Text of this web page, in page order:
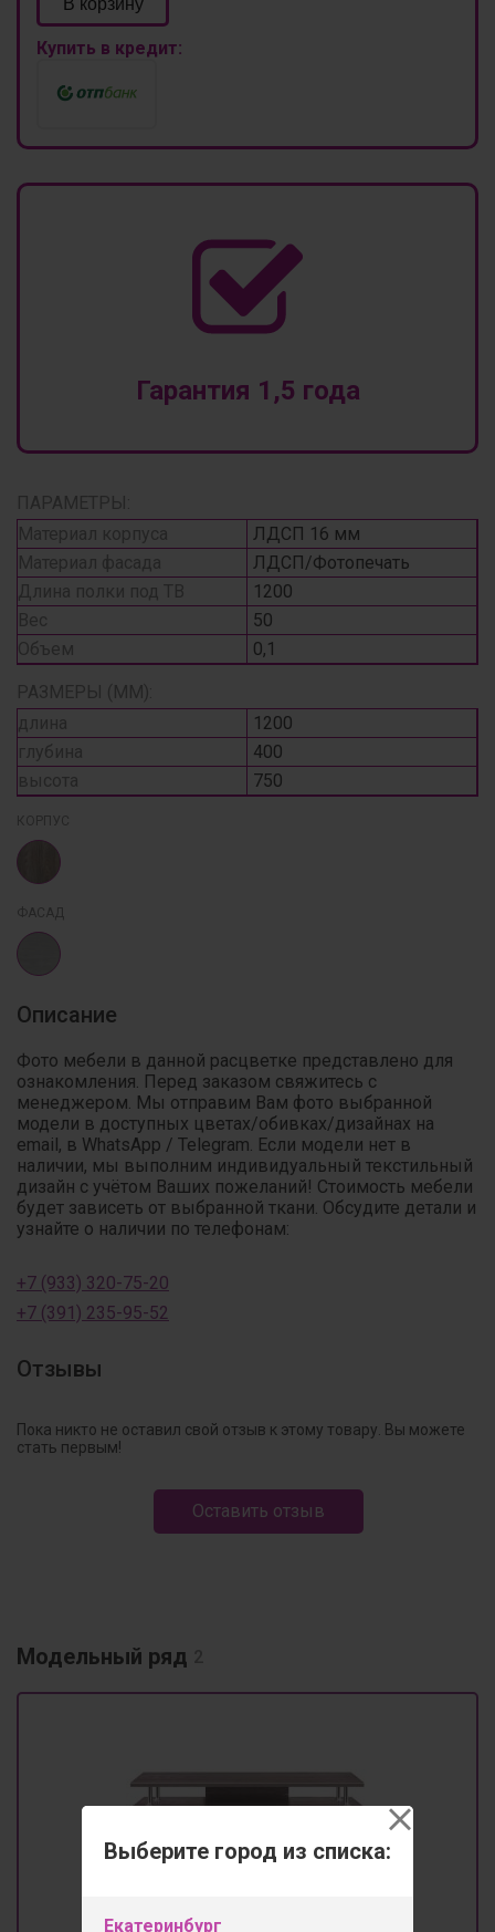
Выберите город из списка:
Екатеринбург
В корзину
Купить в кредит:
Гарантия 1,5 года
ПАРАМЕТРЫ:
Материал корпуса
ЛДСП 16 мм
Материал фасада
ЛДСП/Фотопечать
Длина полки под ТВ
1200
Вес
50
Объем
0,1
РАЗМЕРЫ (ММ):
длина
1200
глубина
400
высота
750
КОРПУС
ФАСАД
Описание
Фото мебели в данной расцветке представлено для
ознакомления. Перед заказом свяжитесь с
менеджером. Мы отправим Вам фото выбранной
модели в доступных цветах/обивках/дизайнах на
email, в WhatsApp / Telegram. Если модели нет в
наличии, мы выполним индивидуальный текстильный
дизайн с учётом Ваших пожеланий! Стоимость мебели
будет зависеть от выбранной ткани. Обсудите детали и
узнайте о наличии по телефонам:
+7 (933) 320-75-20
+7 (391) 235-95-52
Отзывы
Пока никто не оставил свой отзыв к этому товару. Вы можете
стать первым!
Оставить отзыв
Модельный ряд